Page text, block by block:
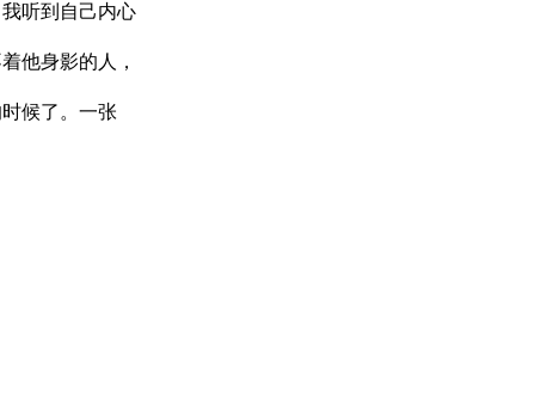
听到自己内心
他身影的人，
候了。一张